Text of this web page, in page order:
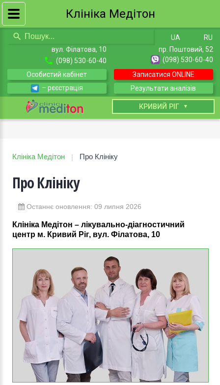
UA
RU
вул. Філатова, 10
(098) 530-60-40
пр. Поштовий, 52
(098) 530-60-40
Особистий кабінет
– рєєстрація
Записатися ONLINE
Результати аналізів
КРИВИЙ РІГ
Клініка Медітон | Про Клініку
Про Клініку
Останнє оновлення: 09 липня 2026
Клініка Медітон – лікувально-діагностичний
центр м. Кривий Ріг, вул. Філатова, 10
Клініка Медітон